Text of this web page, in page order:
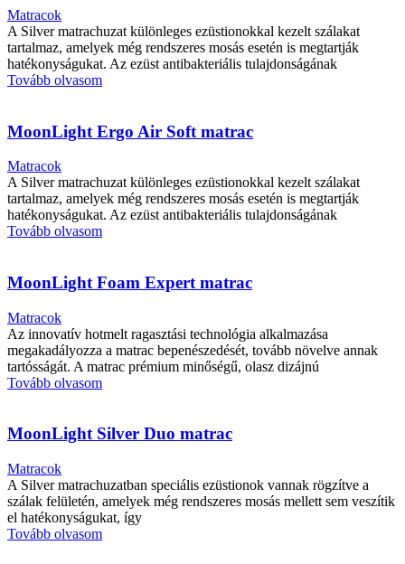
Matracok
A Silver matrachuzat különleges ezüstionokkal kezelt szálakat
tartalmaz, amelyek még rendszeres mosás esetén is megtartják
hatékonyságukat. Az ezüst antibakteriális tulajdonságának
Tovább olvasom
MoonLight Ergo Air Soft matrac
Matracok
A Silver matrachuzat különleges ezüstionokkal kezelt szálakat
tartalmaz, amelyek még rendszeres mosás esetén is megtartják
hatékonyságukat. Az ezüst antibakteriális tulajdonságának
Tovább olvasom
MoonLight Foam Expert matrac
Matracok
Az innovatív hotmelt ragasztási technológia alkalmazása
megakadályozza a matrac bepenészedését, tovább növelve annak
tartósságát. A matrac prémium minőségű, olasz dizájnú
Tovább olvasom
MoonLight Silver Duo matrac
Matracok
A Silver matrachuzatban speciális ezüstionok vannak rögzítve a
szálak felületén, amelyek még rendszeres mosás mellett sem veszítik
el hatékonyságukat, így
Tovább olvasom